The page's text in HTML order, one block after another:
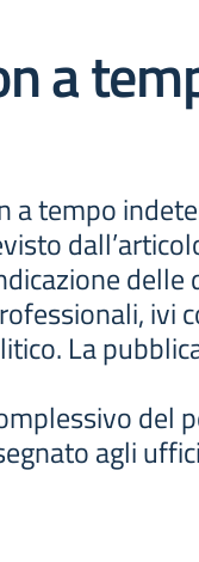
a
a tempo
delle
ivi
La
del
agli